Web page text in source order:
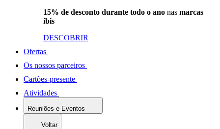
15% de desconto durante todo o ano nas marcas
ibis
DESCOBRIR
Ofertas
Os nossos parceiros
Cartões-presente
Atividades
Reuniões e Eventos
Voltar